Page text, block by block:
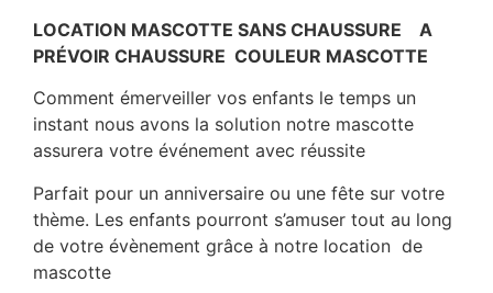
LOCATION MASCOTTE SANS CHAUSSURE A
PRÉVOIR CHAUSSURE COULEUR MASCOTTE
Comment émerveiller vos enfants le temps un
instant nous avons la solution notre mascotte
assurera votre événement avec réussite
Parfait pour un anniversaire ou une fête sur votre
thème. Les enfants pourront s’amuser tout au long
de votre évènement grâce à notre location de
mascotte